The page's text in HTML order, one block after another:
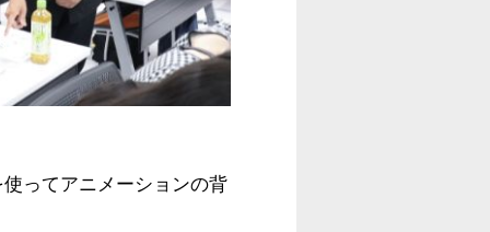
ってアニメーションの背